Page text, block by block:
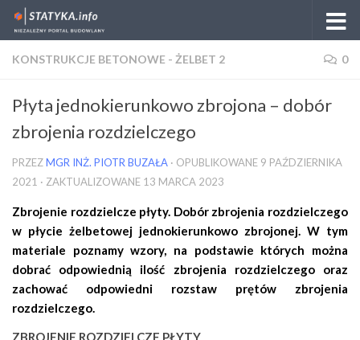
Skip to content
KONSTRUKCJE BETONOWE - ŻELBET 2 0
Płyta jednokierunkowo zbrojona – dobór
zbrojenia rozdzielczego
PRZEZMGR INŻ. PIOTR BUZAŁA · OPUBLIKOWANE 9 PAŹDZIERNIKA
2021 · ZAKTUALIZOWANE 13 MARCA 2023
Zbrojenie rozdzielcze płyty. Dobór zbrojenia rozdzielczego
w płycie żelbetowej jednokierunkowo zbrojonej. W tym
materiale poznamy wzory, na podstawie których można
dobrać odpowiednią ilość zbrojenia rozdzielczego oraz
zachować odpowiedni rozstaw prętów zbrojenia
rozdzielczego.
ZBROJENIE ROZDZIELCZE PŁYTY